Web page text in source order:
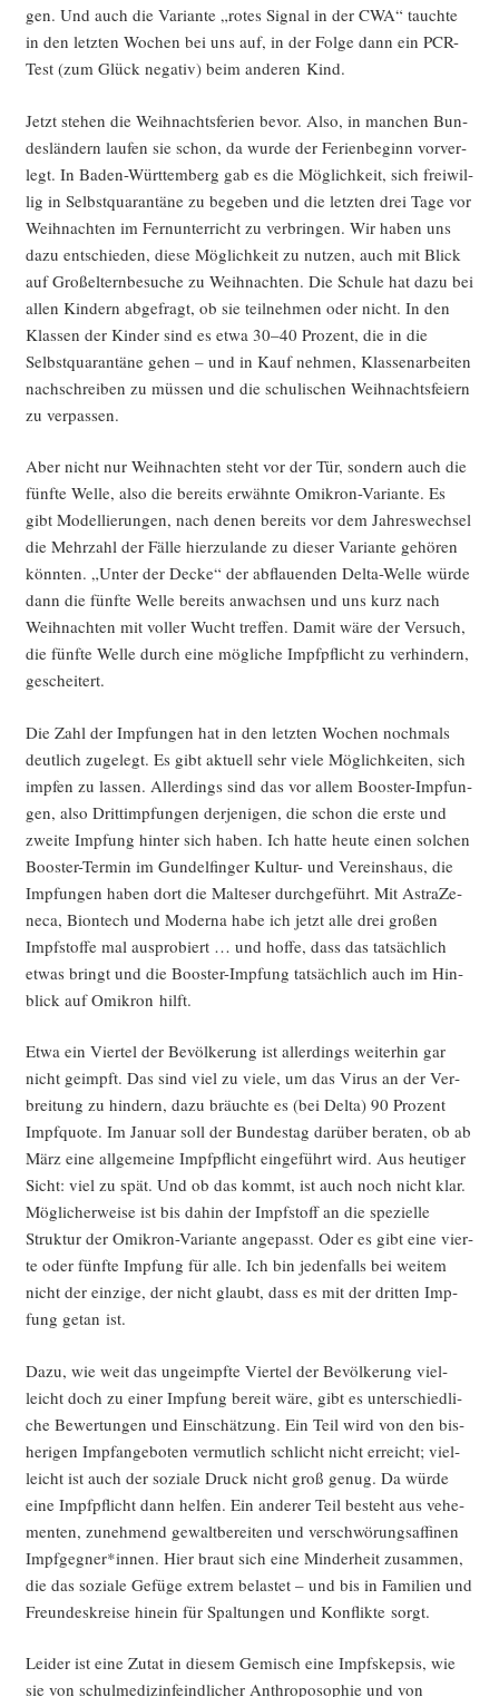
gen. Und auch die Vari­an­te „rotes Signal in der CWA“ tauch­te
in den letz­ten Wochen bei uns auf, in der Fol­ge dann ein PCR-
Test (zum Glück nega­tiv) beim ande­ren Kind.
Jetzt ste­hen die Weih­nachts­fe­ri­en bevor. Also, in man­chen Bun­
des­län­dern lau­fen sie schon, da wur­de der Feri­en­be­ginn vor­ver­
legt. In Baden-Würt­tem­berg gab es die Mög­lich­keit, sich frei­wil­
lig in Selbst­qua­ran­tä­ne zu bege­ben und die letz­ten drei Tage vor
Weih­nach­ten im Fern­un­ter­richt zu ver­brin­gen. Wir haben uns
dazu ent­schie­den, die­se Mög­lich­keit zu nut­zen, auch mit Blick
auf Groß­el­tern­be­su­che zu Weih­nach­ten. Die Schu­le hat dazu bei
allen Kin­dern abge­fragt, ob sie teil­neh­men oder nicht. In den
Klas­sen der Kin­der sind es etwa 30–40 Pro­zent, die in die
Selbst­qua­ran­tä­ne gehen – und in Kauf neh­men, Klas­sen­ar­bei­ten
nach­schrei­ben zu müs­sen und die schu­li­schen Weih­nachts­fei­ern
zu verpassen.
Aber nicht nur Weih­nach­ten steht vor der Tür, son­dern auch die
fünf­te Wel­le, also die bereits erwähn­te Omi­kron-Vari­an­te. Es
gibt Model­lie­run­gen, nach denen bereits vor dem Jah­res­wech­sel
die Mehr­zahl der Fäl­le hier­zu­lan­de zu die­ser Vari­an­te gehö­ren
könn­ten. „Unter der Decke“ der abflau­en­den Del­ta-Wel­le wür­de
dann die fünf­te Wel­le bereits anwach­sen und uns kurz nach
Weih­nach­ten mit vol­ler Wucht tref­fen. Damit wäre der Ver­such,
die fünf­te Wel­le durch eine mög­li­che Impf­pflicht zu ver­hin­dern,
gescheitert.
Die Zahl der Imp­fun­gen hat in den letz­ten Wochen noch­mals
deut­lich zuge­legt. Es gibt aktu­ell sehr vie­le Mög­lich­kei­ten, sich
imp­fen zu las­sen. Aller­dings sind das vor allem Boos­ter-Imp­fun­
gen, also Dritt­imp­fun­gen der­je­ni­gen, die schon die ers­te und
zwei­te Imp­fung hin­ter sich haben. Ich hat­te heu­te einen sol­chen
Boos­ter-Ter­min im Gun­del­fin­ger Kul­tur- und Ver­eins­haus, die
Imp­fun­gen haben dort die Mal­te­ser durch­ge­führt. Mit Astra­Ze­
ne­ca, Biontech und Moder­na habe ich jetzt alle drei gro­ßen
Impf­stof­fe mal aus­pro­biert … und hof­fe, dass das tat­säch­lich
etwas bringt und die Boos­ter-Imp­fung tat­säch­lich auch im Hin­
blick auf Omi­kron hilft.
Etwa ein Vier­tel der Bevöl­ke­rung ist aller­dings wei­ter­hin gar
nicht geimpft. Das sind viel zu vie­le, um das Virus an der Ver­
brei­tung zu hin­dern, dazu bräuch­te es (bei Del­ta) 90 Pro­zent
Impf­quo­te. Im Janu­ar soll der Bun­des­tag dar­über bera­ten, ob ab
März eine all­ge­mei­ne Impf­pflicht ein­ge­führt wird. Aus heu­ti­ger
Sicht: viel zu spät. Und ob das kommt, ist auch noch nicht klar.
Mög­li­cher­wei­se ist bis dahin der Impf­stoff an die spe­zi­el­le
Struk­tur der Omi­kron-Vari­an­te ange­passt. Oder es gibt eine vier­
te oder fünf­te Imp­fung für alle. Ich bin jeden­falls bei wei­tem
nicht der ein­zi­ge, der nicht glaubt, dass es mit der drit­ten Imp­
fung getan ist.
Dazu, wie weit das unge­impf­te Vier­tel der Bevöl­ke­rung viel­
leicht doch zu einer Imp­fung bereit wäre, gibt es unter­schied­li­
che Bewer­tun­gen und Ein­schät­zung. Ein Teil wird von den bis­
he­ri­gen Impf­an­ge­bo­ten ver­mut­lich schlicht nicht erreicht; viel­
leicht ist auch der sozia­le Druck nicht groß genug. Da wür­de
eine Impf­pflicht dann hel­fen. Ein ande­rer Teil besteht aus vehe­
men­ten, zuneh­mend gewalt­be­rei­ten und ver­schwö­rungs­af­fi­nen
Impfgegner*innen. Hier braut sich eine Min­der­heit zusam­men,
die das sozia­le Gefü­ge extrem belas­tet – und bis in Fami­li­en und
Freun­des­krei­se hin­ein für Spal­tun­gen und Kon­flik­te sorgt.
Lei­der ist eine Zutat in die­sem Gemisch eine Impf­skep­sis, wie
sie von schul­me­diz­in­feind­li­cher Anthro­po­so­phie und von